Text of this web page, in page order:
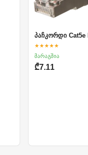
პაჩკორდი Cat5e
★★★★★
მარაგშია
₾7.11